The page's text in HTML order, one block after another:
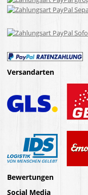
Versandarten
Bewertungen
Social Media